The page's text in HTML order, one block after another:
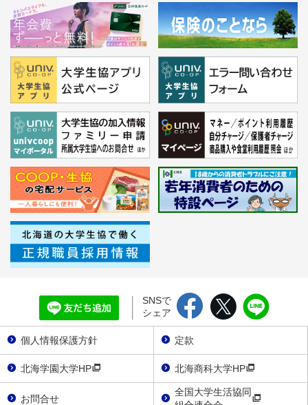
SNSで
シェア
個人情報保護方針
定款
北海学園大学HP 北海商科大学HP
お問合せ
全国大学生活協同